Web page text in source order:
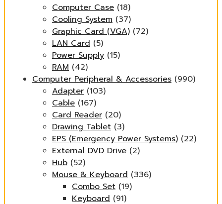
Computer Case (18)
Cooling System (37)
Graphic Card (VGA) (72)
LAN Card (5)
Power Supply (15)
RAM (42)
Computer Peripheral & Accessories (990)
Adapter (103)
Cable (167)
Card Reader (20)
Drawing Tablet (3)
EPS (Emergency Power Systems) (22)
External DVD Drive (2)
Hub (52)
Mouse & Keyboard (336)
Combo Set (19)
Keyboard (91)